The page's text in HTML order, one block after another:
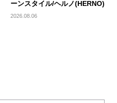
ーンスタイル/ヘルノ(HERNO)
2026.08.06